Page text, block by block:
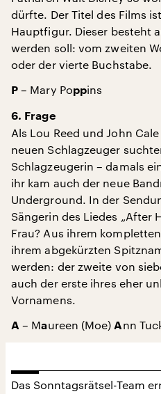
dürfte. Der Titel des Films
Hauptfigur. Dieser besteht
werden soll: vom zweiten
oder der vierte Buchstabe.
P – Mary Poppins
6. Frage
Als Lou Reed und John
neuen Schlagzeuger
Schlagzeugerin – damals
ihr kam auch der neue
Underground. In der
Sängerin des Liedes „After
Frau? Aus ihrem
ihrem abgekürzten
werden: der zweite von
auch der erste ihres eher
Vornamens.
A – Maureen (Moe) Ann
Das Sonntagsrätsel-Team